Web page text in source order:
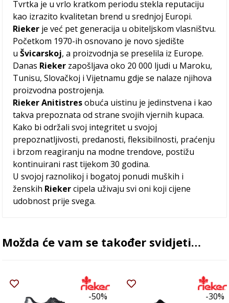
Tvrtka je u vrlo kratkom periodu stekla reputaciju
kao izrazito kvalitetan brend u srednjoj Europi.
Rieker je već pet generacija u obiteljskom vlasništvu.
Početkom 1970-ih osnovano je novo sjedište
uŠvicarskoj, a proizvodnja se preselila iz Europe.
Danas Rieker zapošljava oko 20 000 ljudi u Maroku,
Tunisu, Slovačkoj i Vijetnamu gdje se nalaze njihova
proizvodna postrojenja.
Rieker Anitistresobuća uistinu je jedinstvena i kao
takva prepoznata od strane svojih vjernih kupaca.
Kako bi održali svoj integritet u svojoj
prepoznatljivosti, predanosti, fleksibilnosti, praćenju
i brzom reagiranju na modne trendove, postižu
kontinuirani rast tijekom 30 godina.
U svojoj raznolikoj i bogatoj ponudi muških i
ženskih Riekercipela uživaju svi oni koji cijene
udobnost prije svega.
Možda će vam se također svidjeti…
-50% -30%